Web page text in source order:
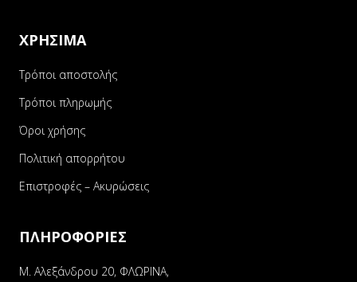
ΧΡΗΣΙΜΑ
Τρόποι αποστολής
Τρόποι πληρωμής
Όροι χρήσης
Πολιτική απορρήτου
Επιστροφές – Ακυρώσεις
ΠΛΗΡΟΦΟΡΙΕΣ
Μ. Αλεξάνδρου 20, ΦΛΩΡΙΝΑ,